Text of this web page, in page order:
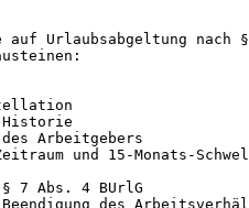
Urlaubsabgeltung nach
Arbeitgebers
und 15-Monats-
7 Abs. 4 BUrlG
des